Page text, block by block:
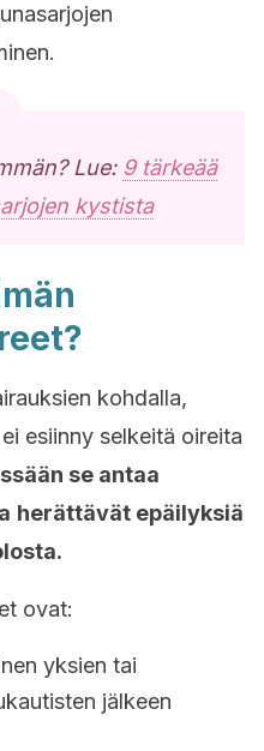
Lue: 9 tärkeää
kystista
kohdalla,
esiinny selkeitä oireita
se antaa
herättävät epäilyksiä
ovat:
yksien tai
jälkeen